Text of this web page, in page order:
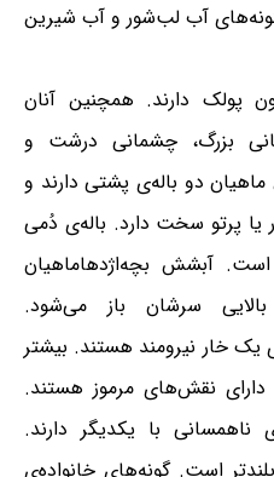
آب لب‌شور و آب شیرین
پولک دارند. همچنین آنان
بزرگ، چشمانی درشت و
دو باله‌ی پشتی دارند و
پشتی نخست‌شان ۱ تا ۴ خار یا پرتو سخت دارد. باله‌ی دُمی
است. آبشش بچه‌اژدهاماهیان
سرشان باز می‌شود.
خار نیرومند هستند. بیشتر
دارای نقش‌های مرموز هستند.
با یکدیگر دارند.
است. گونه‌های خانواده‌ی